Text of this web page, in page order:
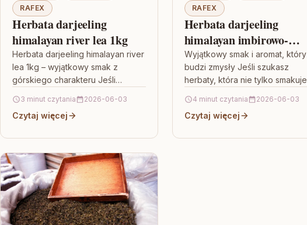
RAFEX
Herbata darjeeling
himalayan river lea 1kg
Herbata darjeeling himalayan river
lea 1kg – wyjątkowy smak z
górskiego charakteru Jeśli
zaskoczyć aromatem i zostawić
po sobie przyjemny,…
3 minut czytania 2026-06-03
Czytaj więcej
RAFEX
Herbata darjeeling
himalayan imbirowo-
pigwowa z brzoskwinią
100g
Wyjątkowy smak i aromat, który
budzi zmysły Jeśli szukasz
herbaty, która nie tylko smakuje,
codzienność, zwróć uwagę na
Herbata darjeeling…
4 minut czytania 2026-06-03
Czytaj więcej